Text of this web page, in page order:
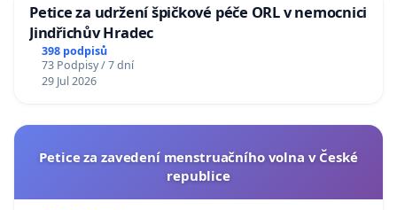
Petice za udržení špičkové péče ORL v nemocnici
Jindřichův Hradec
398 podpisů
73 Podpisy / 7 dní
29 Jul 2026
Petice za zavedení menstruačního volna v České
republice